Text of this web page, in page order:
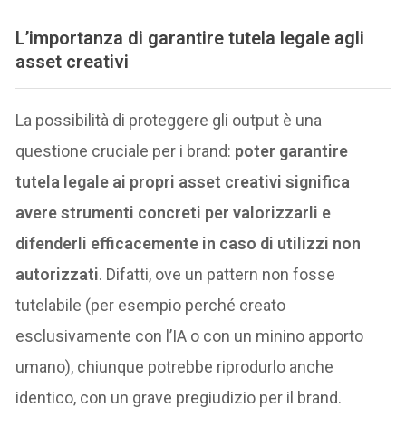
L’importanza di garantire tutela legale agli
asset creativi
La possibilità di proteggere gli output è una
questione cruciale per i brand: poter garantire
tutela legale ai propri asset creativi significa
avere strumenti concreti per valorizzarli e
difenderli efficacemente in caso di utilizzi non
autorizzati. Difatti, ove un pattern non fosse
tutelabile (per esempio perché creato
esclusivamente con l’IA o con un minino apporto
umano), chiunque potrebbe riprodurlo anche
identico, con un grave pregiudizio per il brand.